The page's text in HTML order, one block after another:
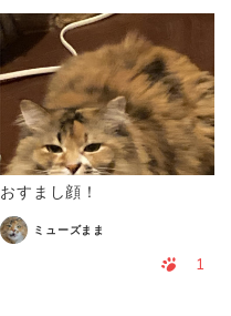
おすまし顔！
ミューズまま
1